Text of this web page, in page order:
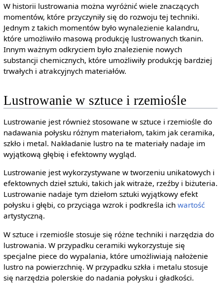
W historii lustrowania można wyróżnić wiele znaczących
momentów, które przyczyniły się do rozwoju tej techniki.
Jednym z takich momentów było wynalezienie kalandru,
które umożliwiło masową produkcję lustrowanych tkanin.
Innym ważnym odkryciem było znalezienie nowych
substancji chemicznych, które umożliwiły produkcję bardziej
trwałych i atrakcyjnych materiałów.
Lustrowanie w sztuce i rzemiośle
Lustrowanie jest również stosowane w sztuce i rzemiośle do
nadawania połysku różnym materiałom, takim jak ceramika,
szkło i metal. Nakładanie lustro na te materiały nadaje im
wyjątkową głębię i efektowny wygląd.
Lustrowanie jest wykorzystywane w tworzeniu unikatowych i
efektownych dzieł sztuki, takich jak witraże, rzeźby i biżuteria.
Lustrowanie nadaje tym dziełom sztuki wyjątkowy efekt
połysku i głębi, co przyciąga wzrok i podkreśla ich wartość
artystyczną.
W sztuce i rzemiośle stosuje się różne techniki i narzędzia do
lustrowania. W przypadku ceramiki wykorzystuje się
specjalne piece do wypalania, które umożliwiają nałożenie
lustro na powierzchnię. W przypadku szkła i metalu stosuje
się narzędzia polerskie do nadania połysku i gładkości.